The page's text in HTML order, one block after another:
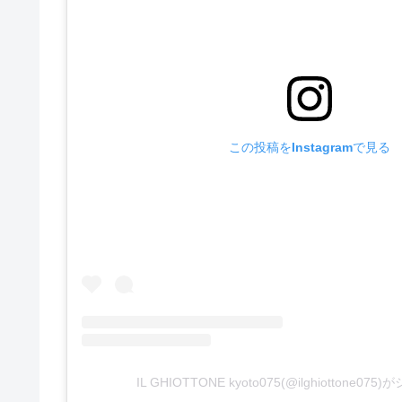
この投稿をInstagramで見る
IL GHIOTTONE kyoto075(@ilghiottone075)が